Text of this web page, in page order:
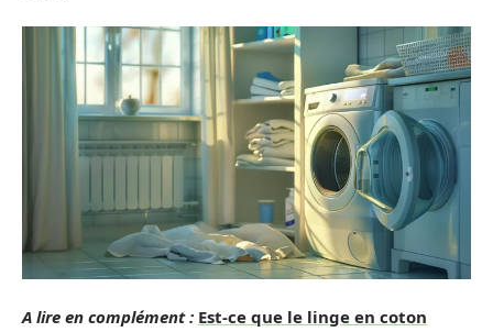
A lire en complément : Est-ce que le linge en coton